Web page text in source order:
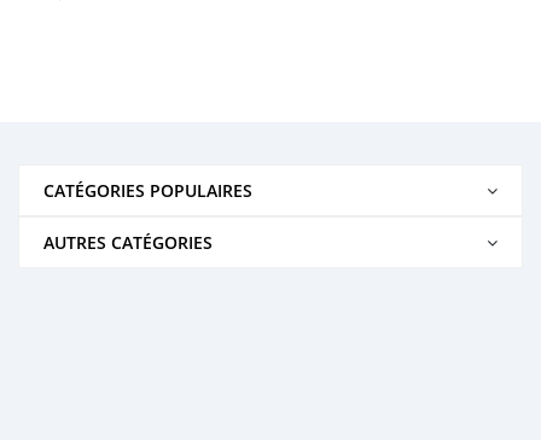
CATÉGORIES POPULAIRES
AUTRES CATÉGORIES